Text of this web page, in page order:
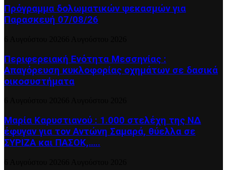
Πρόγραμμα δολωματικών ψεκασμών για
Παρασκευή 07/08/26
Περιφερειακή Ενότητα Μεσσηνίας :
Απαγόρευση κυκλοφορίας οχημάτων σε δασικά
οικοσυστήματα
Μαρία Καρυστιανού : 1.000 στελέχη της ΝΔ
έφυγαν για τον Αντώνη Σαμαρά, θύελλα σε
ΣΥΡΙΖΑ και ΠΑΣΟΚ,…..